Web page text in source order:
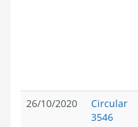
26/10/2020
Circular
3546